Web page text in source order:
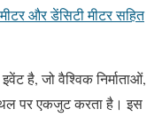
और डेंसिटी मीटर सहित
है, जो वैश्विक निर्माताओं,
पर एकजुट करता है। इस